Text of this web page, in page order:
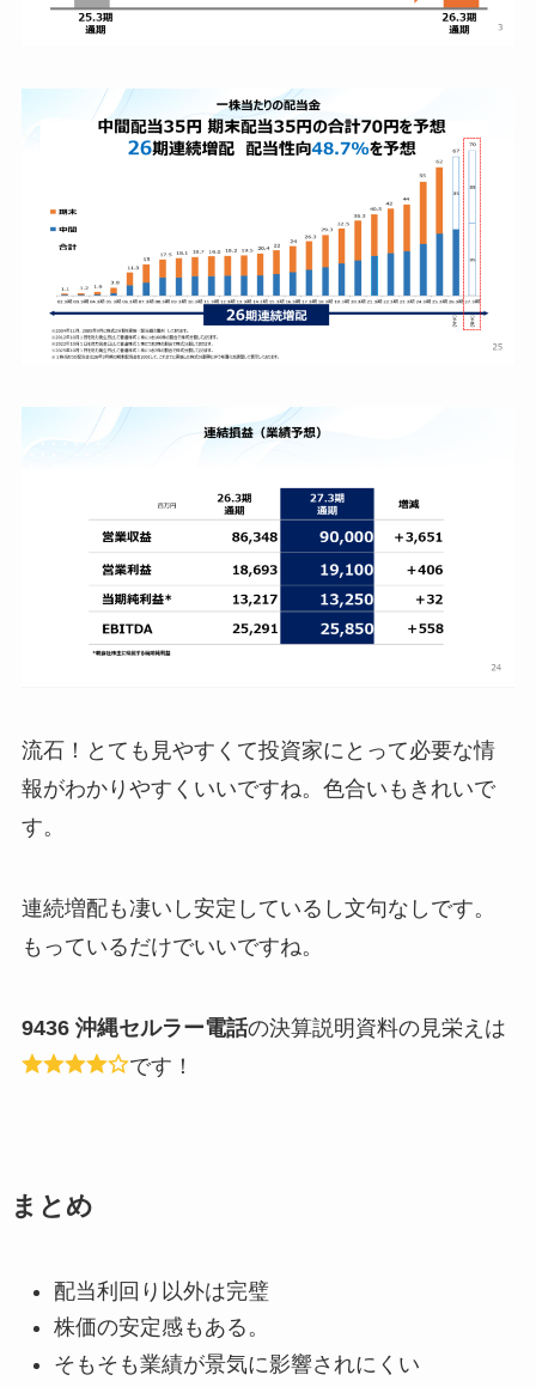
流石！とても見やすくて投資家にとって必要な情
報がわかりやすくいいですね。色合いもきれいで
す。
連続増配も凄いし安定しているし文句なしです。
もっているだけでいいですね。
9436 沖縄セルラー電話の決算説明資料の見栄えは
です！
まとめ
配当利回り以外は完璧
株価の安定感もある。
そもそも業績が景気に影響されにくい